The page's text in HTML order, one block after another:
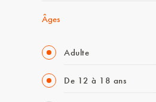
Âges
Adulte
De 12 à 18 ans